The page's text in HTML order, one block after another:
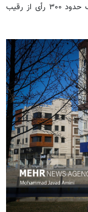
پاکدشت نیز بشیری، نماینده قبلی آن هم با فاصله اندک حدود ۳۰۰ رأی از رقیب